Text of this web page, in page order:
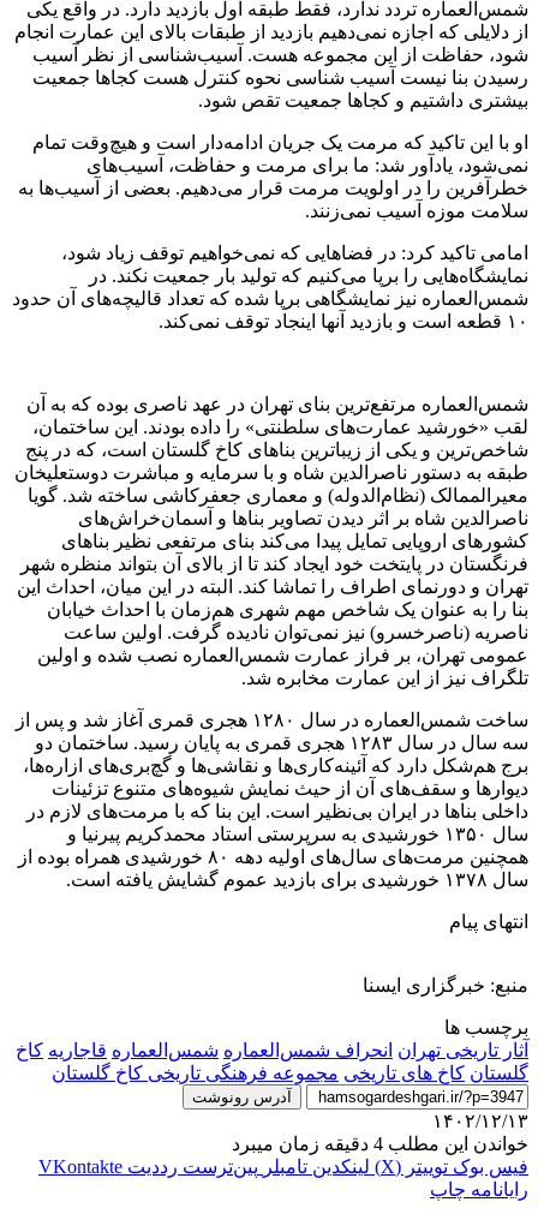
شمس‌العماره تردد ندارد، فقط طبقه اول بازدید دارد. در واقع یکی
از دلایلی که اجازه نمی‌دهیم بازدید از طبقات بالای این عمارت انجام
شود، حفاظت از این مجموعه هست. آسیب‌شناسی از نظر آسیب
رسیدن بنا نیست آسیب شناسی نحوه کنترل هست کجاها جمعیت
بیشتری داشتیم و کجاها جمعیت تقص شود.
او با این تاکید که مرمت یک جریان ادامه‌دار است و هیچ‌وقت تمام
نمی‌شود، یادآور شد: ما برای مرمت و حفاظت، آسیب‌های
خطرآفرین را در اولویت مرمت قرار می‌دهیم. بعضی از آسیب‌ها به
سلامت موزه آسیب نمی‌زنند.
امامی تاکید کرد: در فضاهایی که نمی‌خواهیم توقف زیاد شود،
نمایشگاه‌هایی را برپا می‌کنیم که تولید بار جمعیت نکند. در
شمس‌العماره نیز نمایشگاهی برپا شده که تعداد قالیچه‌های آن حدود
۱۰ قطعه است و بازدید آنها اینجاد توقف نمی‌کند.
شمس‌العماره مرتفع‌ترین بنای تهران در عهد ناصری بوده که به آن
لقب «خورشید عمارت‌های سلطنتی» را داده بودند. این ساختمان،
شاخص‌ترین و یکی از زیباترین بناهای کاخ گلستان است، که در پنج
طبقه به دستور ناصرالدین شاه و با سرمایه و مباشرت دوستعلیخان
معیرالممالک (نظام‌الدوله) و معماری جعفرکاشی ساخته شد. گویا
ناصرالدین شاه بر اثر دیدن تصاویر بناها و آسمان‌خراش‌های
کشورهای اروپایی تمایل پیدا می‌کند بنای مرتفعی نظیر بناهای
فرنگستان در پایتخت خود ایجاد کند تا از بالای آن بتواند منظره شهر
تهران و دورنمای اطراف را تماشا کند. البته در این میان، احداث این
بنا را به عنوان یک شاخص مهم شهری هم‌زمان با احداث خیابان
ناصریه (ناصرخسرو) نیز نمی‌توان نادیده گرفت. اولین ساعت
عمومی تهران، بر فراز عمارت شمس‌العماره نصب شده و اولین
تلگراف نیز از این عمارت مخابره شد.
ساخت شمس‌العماره در سال ۱۲۸۰ هجری قمری آغاز شد و پس از
سه سال در سال ۱۲۸۳ هجری قمری به پایان رسید. ساختمان دو
برج هم‌شکل دارد که آئینه‌کاری‌ها و نقاشی‌ها و گچ‌بری‌های ازاره‌ها،
دیوارها و سقف‌های آن از حیث نمایش شیوه‌های متنوع تزئینات
داخلی بناها در ایران بی‌نظیر است. این بنا که با مرمت‌های لازم در
سال ۱۳۵۰ خورشیدی به سرپرستی استاد محمدکریم پیرنیا و
همچنین مرمت‌های سال‌های اولیه دهه ۸۰ خورشیدی همراه بوده از
سال ۱۳۷۸ خورشیدی برای بازدید عموم گشایش یافته است.
انتهای پیام
منبع: خبرگزاری ایسنا
برچسب ها
آثار تاریخی تهران انحراف شمس‌العماره شمس‌العماره قاجاريه كاخ
گلستان کاخ های تاریخی مجموعه فرهنگی تاریخی کاخ گلستان
آدرس رونوشت
۱۴۰۲/۱۲/۱۳
خواندن این مطلب 4 دقیقه زمان میبرد
فیس بوک توییتر (X) لینکدین ‫تامبلر ‫پین‌ترست ‫رددیت ‫VKontakte
رایانامه چاپ